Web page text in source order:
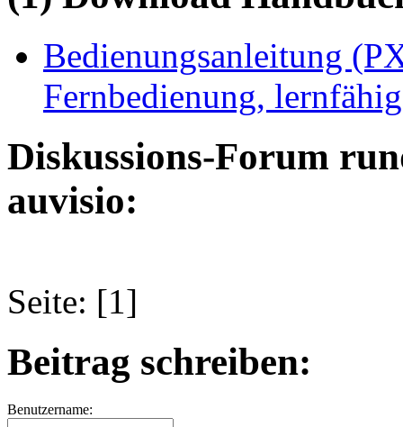
Bedienungsanleitung
Fernbedienung,
Diskussions-Forum
auvisio:
Seite: [1]
Beitrag schreiben:
Benutzername: